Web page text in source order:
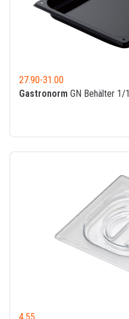
27.90-31.00
Gastronorm GN Behälter 1/1
4.55